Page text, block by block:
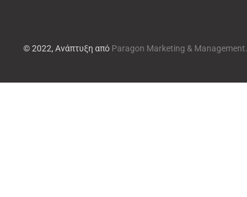
© 2022, Ανάπτυξη από Paragon Marketing & Management.